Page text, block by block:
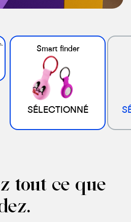
Smart finder
SÉLECTIONNÉ
tout ce que